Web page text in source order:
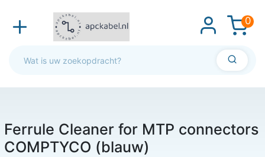
0
Ferrule Cleaner for MTP connectors
COMPTYCO (blauw)